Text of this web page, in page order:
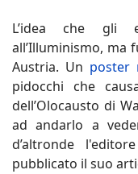
L’idea che gli
all’Illuminismo, ma
Austria. Un poster
pidocchi che
dell’Olocausto di
ad andarlo a
d’altronde
pubblicato il suo